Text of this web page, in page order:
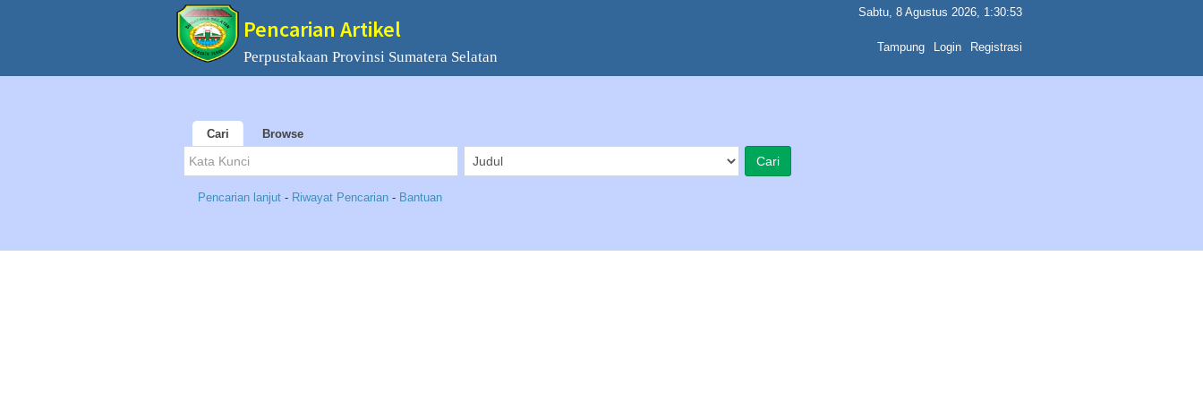
Pencarian Artikel
Perpustakaan Provinsi Sumatera Selatan
Sabtu, 8 Agustus 2026, 1:30:53
Tampung Login Registrasi
Cari Browse
Pencarian lanjut - Riwayat Pencarian - Bantuan